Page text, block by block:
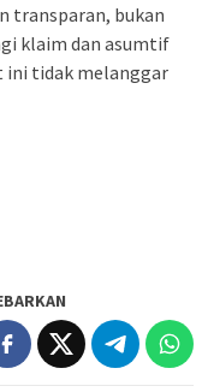
transparan, bukan
klaim dan asumtif
ini tidak melanggar